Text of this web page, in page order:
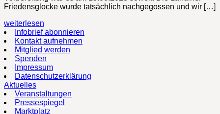
Friedensglocke wurde tatsächlich nachgegossen und wir […]
weiterlesen
Infobrief abonnieren
Kontakt aufnehmen
Mitglied werden
Spenden
Impressum
Datenschutzerklärung
Aktuelles
Veranstaltungen
Pressespiegel
Marktplatz